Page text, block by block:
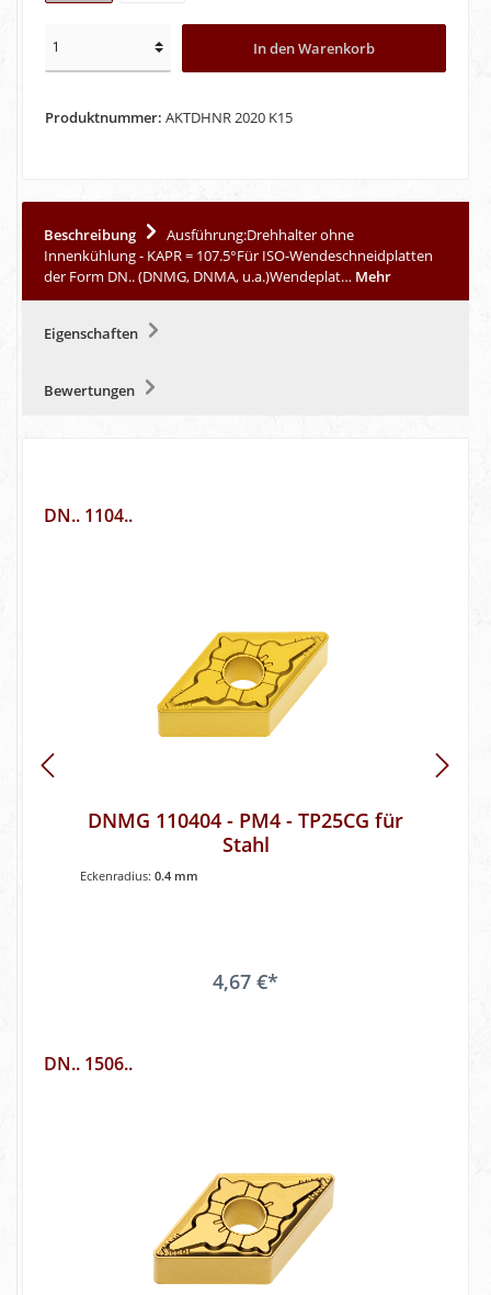
In den Warenkorb
Produktnummer: AKTDHNR 2020 K15
Beschreibung
Ausführung:Drehhalter ohne
Innenkühlung - KAPR = 107.5°Für ISO-Wendeschneidplatten
der Form DN.. (DNMG, DNMA, u.a.)Wendeplat… Mehr
Eigenschaften
Bewertungen
DN.. 1104..
DNMG 110404 - PM4 - TP25CG für
Stahl
Eckenradius: 0.4 mm
4,67 €*
DN.. 1506..